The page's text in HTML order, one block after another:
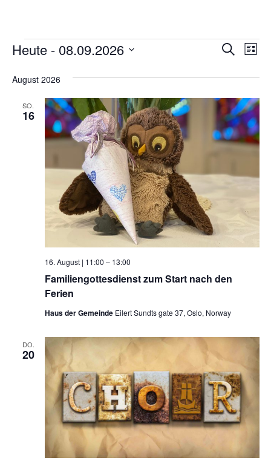
VeranstaltungenSuche Liste
Heute - 08.09.2026
wählen.
August 2026
SO.
16
Familiengottesdienst zum Start nach den
Ferien
16. August | 11:00 – 13:00
Haus der Gemeinde Eilert Sundts gate 37, Oslo, Norway
DO.
20